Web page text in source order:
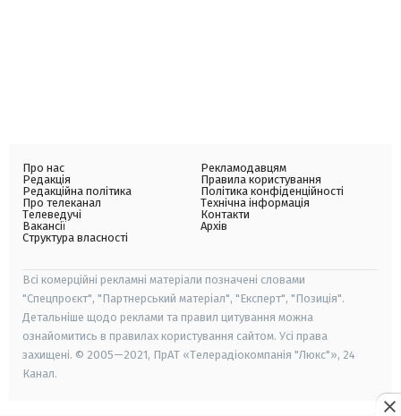
Про нас
Редакція
Редакційна політика
Про телеканал
Телеведучі
Вакансії
Структура власності
Рекламодавцям
Правила користування
Політика конфіденційності
Технічна інформація
Контакти
Архів
Всі комерційні рекламні матеріали позначені словами
"Спецпроєкт", "Партнерський матеріал", "Експерт", "Позиція".
Детальніше щодо реклами та правил цитування можна
ознайомитись в правилах користування сайтом. Усі права
захищені. © 2005—2021, ПрАТ «Телерадіокомпанія "Люкс"», 24
Канал.